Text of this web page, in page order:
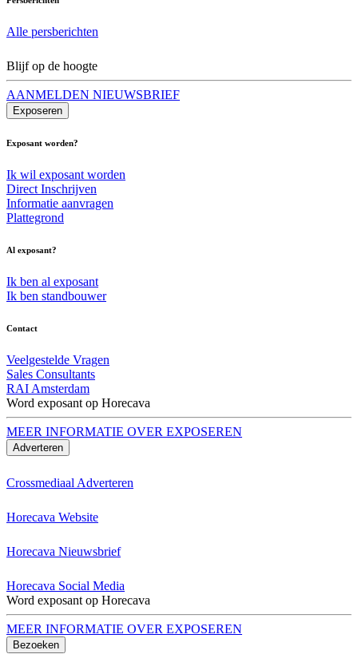
Alle persberichten
Blijf op de hoogte
AANMELDEN NIEUWSBRIEF
Exposeren
Exposant worden?
Ik wil exposant worden
Direct Inschrijven
Informatie aanvragen
Plattegrond
Al exposant?
Ik ben al exposant
Ik ben standbouwer
Contact
Veelgestelde Vragen
Sales Consultants
RAI Amsterdam
Word exposant op Horecava
MEER INFORMATIE OVER EXPOSEREN
Adverteren
Crossmediaal Adverteren
Horecava Website
Horecava Nieuwsbrief
Horecava Social Media
Word exposant op Horecava
MEER INFORMATIE OVER EXPOSEREN
Bezoeken